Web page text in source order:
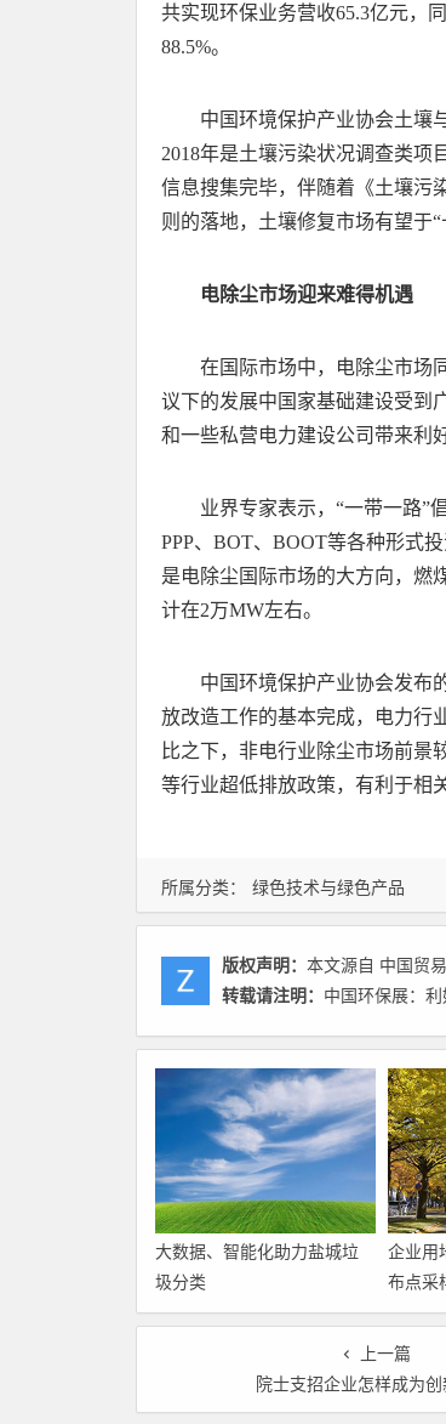
所属分类： 绿色技术与绿色产品
共实现环保业务营收65.3亿元，
88.5%。
中国环境保护产业协会土壤
2018年是土壤污染状况调查类项
信息搜集完毕，伴随着《土壤污
则的落地，土壤修复市场有望于“
电除尘市场迎来难得机遇
在国际市场中，电除尘市场
议下的发展中国家基础建设受到
和一些私营电力建设公司带来利好
业界专家表示，“一带一路”
PPP、BOT、BOOT等各种形式
是电除尘国际市场的大方向，燃
计在2万MW左右。
中国环境保护产业协会发布
放改造工作的基本完成，电力行
比之下，非电行业除尘市场前景
等行业超低排放政策，有利于相
版权声明： 本文源自 中国贸
转载请注明： 中国环保展：
大数据、智能化助力盐城垃
圾分类
企业用
布点采
上一篇
院士支招企业怎样成为